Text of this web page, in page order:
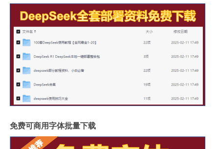
免费可商用字体批量下载